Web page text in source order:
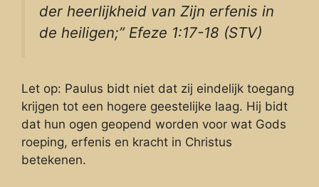
der heerlijkheid van Zijn erfenis in
de heiligen;” Efeze 1:17-18 (STV)
Let op: Paulus bidt niet dat zij eindelijk toegang
krijgen tot een hogere geestelijke laag. Hij bidt
dat hun ogen geopend worden voor wat Gods
roeping, erfenis en kracht in Christus
betekenen.